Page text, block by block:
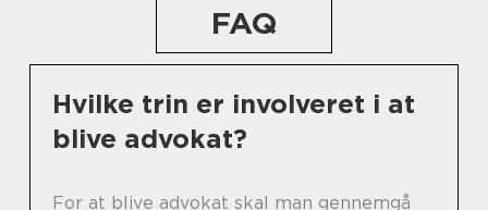
FAQ
Hvilke trin er involveret i at
blive advokat?
For at blive advokat skal man gennemgå